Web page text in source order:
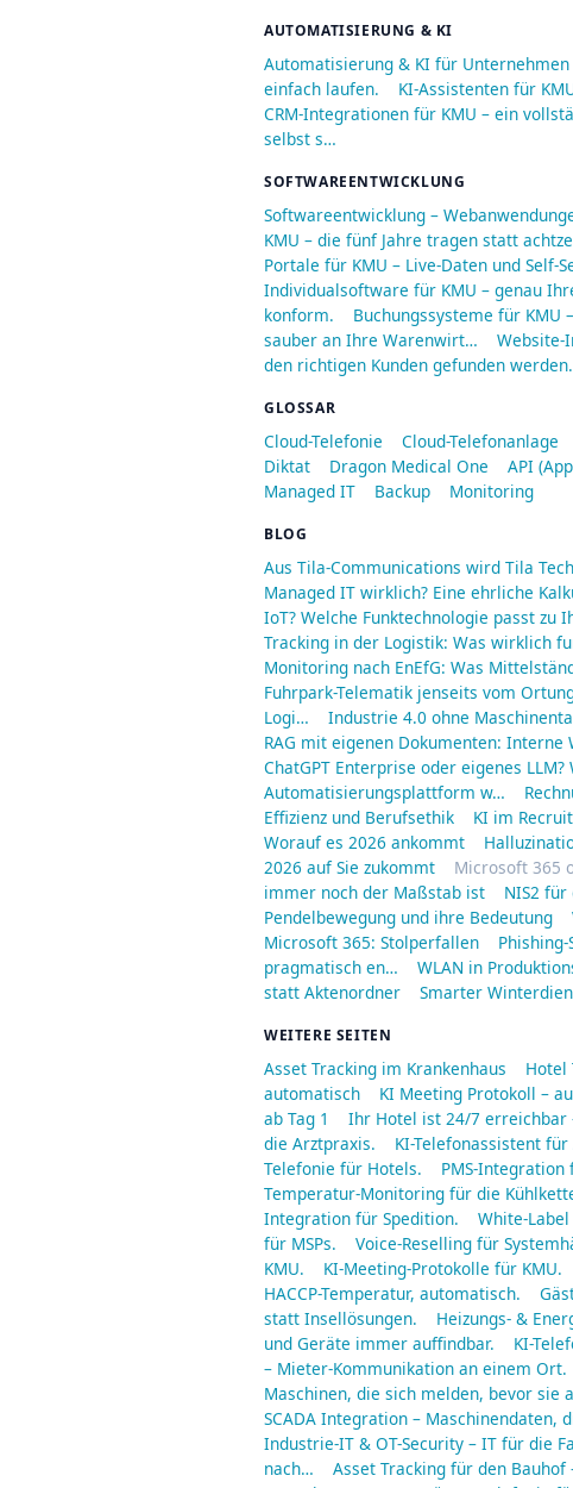
AUTOMATISIERUNG & KI
Automatisierung & KI für
einfach laufen.
KI-Assistenten für
CRM-Integrationen für KMU – ein
selbst s…
SOFTWAREENTWICKLUNG
Softwareentwicklung –
KMU – die fünf Jahre tragen statt
Portale für KMU – Live-Daten und Self-
Individualsoftware für KMU – genau
konform.
Buchungssysteme für
sauber an Ihre Warenwirt…
Website-
den richtigen Kunden gefunden werden.
GLOSSAR
Cloud-Telefonie Cloud-Telefonanlage
Diktat
Dragon Medical One API
Managed IT
Backup Monitoring
BLOG
Aus Tila-Communications wird Tila Tech
Managed IT wirklich? Eine ehrliche
IoT? Welche Funktechnologie passt zu
Tracking in der Logistik: Was wirklich
Monitoring nach EnEfG: Was
Fuhrpark-Telematik jenseits vom
Logi…
Industrie 4.0 ohne
RAG mit eigenen Dokumenten: Interne
ChatGPT Enterprise oder eigenes
Automatisierungsplattform w…
Effizienz und Berufsethik
KI im
Worauf es 2026 ankommt
2026 auf Sie zukommt
Microsoft 365
immer noch der Maßstab ist
NIS2
Pendelbewegung und ihre Bedeutung
Microsoft 365: Stolperfallen
pragmatisch en…
WLAN in
statt Aktenordner
Smarter
WEITERE SEITEN
Asset Tracking im Krankenhaus Hotel
automatisch
KI Meeting Protokoll –
ab Tag 1
Ihr Hotel ist 24/7 erreichbar
die Arztpraxis.
KI-Telefonassistent
Telefonie für Hotels.
PMS-Integration
Temperatur-Monitoring für die
Integration für Spedition.
White-
für MSPs.
Voice-Reselling für
KMU.
KI-Meeting-Protokolle für KMU.
HACCP-Temperatur, automatisch.
statt Insellösungen.
Heizungs- &
und Geräte immer auffindbar.
KI-
– Mieter-Kommunikation an einem Ort.
Maschinen, die sich melden, bevor sie
SCADA Integration – Maschinendaten,
Industrie-IT & OT-Security – IT für die
nach…
Asset Tracking für den Bauhof